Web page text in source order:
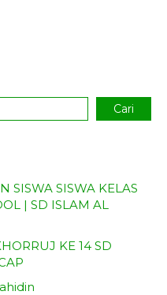
Cari
SISWA SISWA KELAS
| SD ISLAM AL
KE 14 SD